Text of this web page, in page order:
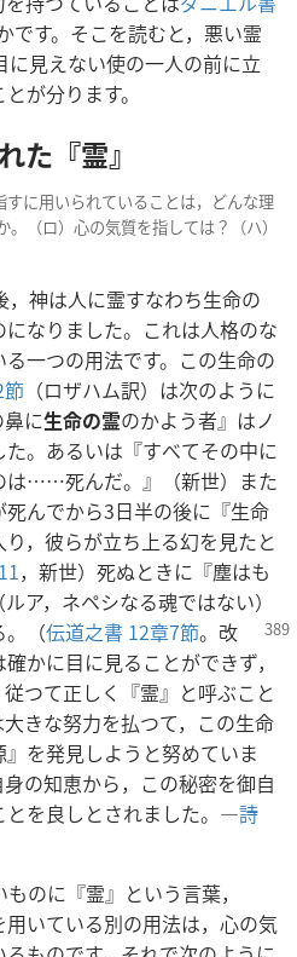
です。そこを読むと，悪い霊
見えない使の一人の前に立
が分ります。
た『霊』
に用いられていることは，どんな理
（ロ）心の気質を指しては？（ハ）
神は人に霊すなわち生命の
なりました。これは人格のな
一つの用法です。この生命の
（ロザハム訳）は次のように
に生命の霊のかよう者』はノ
。あるいは『すべてその中に
は……死んだ。』（新世）また
んでから3日半の後に『生命
，彼らが立ち上る幻を見たと
，新世）死ぬときに『塵はも
（ルア，ネペシなる魂ではない）
。（伝道之書 12章7節。改
かに目に見ることができず，
つて正しく『霊』と呼ぶこと
きな努力を払つて，この生命
を発見しようと努めていま
の知恵から，この秘密を御自
とを良しとされました。―詩
のに『霊』という言葉，
用いている別の用法は，心の気